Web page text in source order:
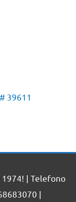
39611
1974! | Telefono
|